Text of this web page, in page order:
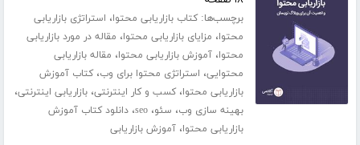
برچسب‌ها:کتاب بازاریابی محتوا، استراتژی بازاریابی
محتوا، مزایای بازاریابی محتوا، مقاله در مورد بازاریابی
محتوا،آموزش بازاریابی محتوا، مقاله بازاریابی
محتوایی، استراتژی محتوا برای وب،کتاب آموزش
بازاریابی محتوا،کسب و کار اینترنتی،بازاریابی اینترنتی،
بهینه سازی وب، سئو،seo،دانلود کتاب آموزش
بازاریابی محتوا،آموزش بازاریابی